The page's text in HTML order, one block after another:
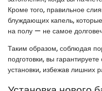
Кроме того, правильное
блуждающих капель,
на полу — не самое
Таким образом, соблюдая
подготовки, вы
установки, избежав лишних